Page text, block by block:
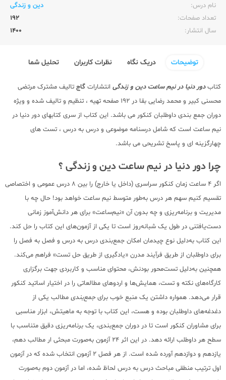
نام درس:
دین و زندگی
تعداد صفحات:‌
192
سال انتشار:‌
1400
توضیحات دریک نگاه نظرات کاربران تحلیل شما
کتابدور دنیا در نیم ساعت دین و زندگی انتشارات گاج تالیف مشترک مرتضی
محسنی کبیر و محمد رضایی بقا در 192 صفحه تهیه ، تنظیم و تالیف شده و ویژه
دوران جمع بندی داوطلبان کنکور می باشد. این کتاب از سری کتابهای دور دنیا در
نیم ساعت است که شامل درسنامه موضوعی و درس به درس ، تست های
چهارگزینه ای و پاسخ تشریحی می باشد.
چرا دور دنیا در نیم ساعت دین و زندگی ؟
اگر 4 ساعت زمان کنکور سراسری (داخل یا خارج) را بین 8 درس عمومی و اختصاصی
تقسیم کنیم سهم هر درس به‌طور متوسط نیم ساعت خواهد بود! حال چه با
مدیریت و برنامه‌ریزی و چه بدون آن «نیم‌ساعت» برای هر دانش‌آموز زمانی
دست‌یافتنی در طول یک شبانه‌روز است تا یکی از آزمون‌های این کتاب را حل کند.
این کتاب به‌دلیل نوع چیدمان امکان جمع‌بندی درس به درس و فصل به فصل را
برای داوطلبان از طریق فرآیند مدرن «یادگیری از طریق حل تست» فراهم می‌کند.
همچنین به‌دلیل تست‌محور بودنش، محتوای مناسب و کاربردی جهت برگزاری
کارگاه‌های نکته و تست، همایش‌ها و اردوهای مطالعاتی را در اختیار اساتید کنکور
قرار می‌دهد. همواره داشتن یک منبع خوب برای جمع‌بندی مطالب یکی از
دغدغه‌های داوطلبان بوده و هست، این کتاب با توجه به ماهیتش، ابزار مناسبی
برای مشاوران کنکور است تا‌ در دوران جمع‌بندی، یک برنامه‌ریزی دقیق متناسب با
سطح هر داوطلب ارائه دهد. در این اثر 24 آزمون به‌صورت مبحثی ار مطالب دهم،
یازدهم و دوازدهم آورده شده است. از هر فصل 2 آزمون انتخاب شده که در آزمون
اول ترتیب منطقی مباحث درس به درس لحاظ شده، اما در آزمون دوم به‌صورت